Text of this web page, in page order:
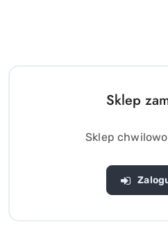
Sklep
Sklep